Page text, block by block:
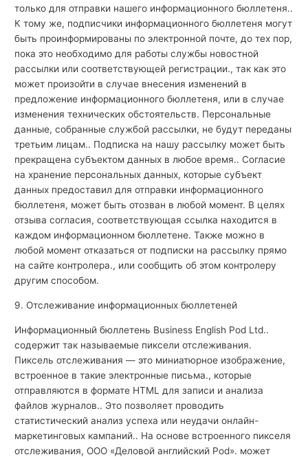
только для отправки нашего информационного бюллетеня..
К тому же, подписчики информационного бюллетеня могут
быть проинформированы по электронной почте, до тех пор,
пока это необходимо для работы службы новостной
рассылки или соответствующей регистрации., так как это
может произойти в случае внесения изменений в
предложение информационного бюллетеня, или в случае
изменения технических обстоятельств. Персональные
данные, собранные службой рассылки, не будут переданы
третьим лицам.. Подписка на нашу рассылку может быть
прекращена субъектом данных в любое время.. Согласие
на хранение персональных данных, которые субъект
данных предоставил для отправки информационного
бюллетеня, может быть отозван в любой момент. В целях
отзыва согласия, соответствующая ссылка находится в
каждом информационном бюллетене. Также можно в
любой момент отказаться от подписки на рассылку прямо
на сайте контролера., или сообщить об этом контролеру
другим способом.
9. Отслеживание информационных бюллетеней
Информационный бюллетень Business English Pod Ltd..
содержит так называемые пиксели отслеживания.
Пиксель отслеживания — это миниатюрное изображение,
встроенное в такие электронные письма., которые
отправляются в формате HTML для записи и анализа
файлов журналов.. Это позволяет проводить
статистический анализ успеха или неудачи онлайн-
маркетинговых кампаний.. На основе встроенного пикселя
отслеживания, ООО «Деловой английский Pod». может